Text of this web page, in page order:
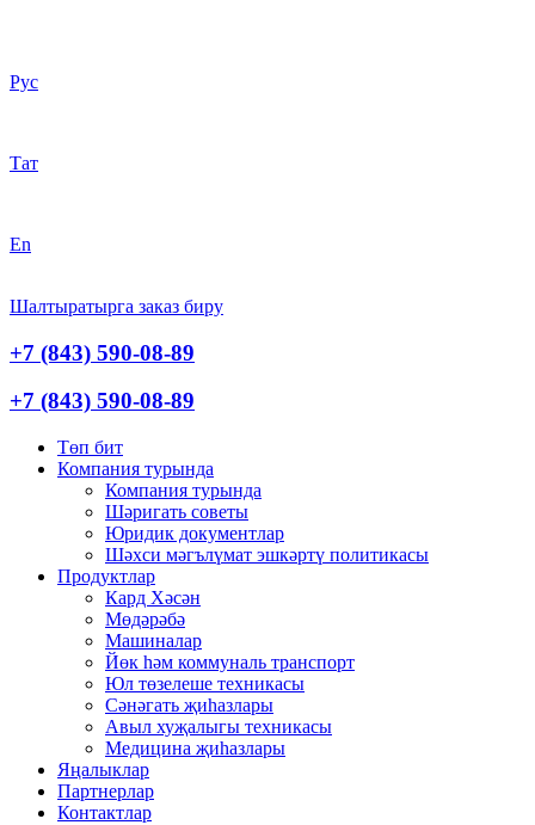
Рус
Тат
En
Шалтыратырга заказ биру
+7 (843) 590-08-89
+7 (843) 590-08-89
Төп бит
Компания турында
Компания турында
Шәригать cоветы
Юридик документлар
Шәхси мәгълүмат эшкәртү политикасы
Продуктлар
Кард Хәсән
Мөдәрәбә
Машиналар
Йөк һәм коммуналь транспорт
Юл төзелеше техникасы
Сәнәгать җиһазлары
Авыл хуҗалыгы техникасы
Медицина җиһазлары
Яңалыклар
Партнерлар
Контактлар